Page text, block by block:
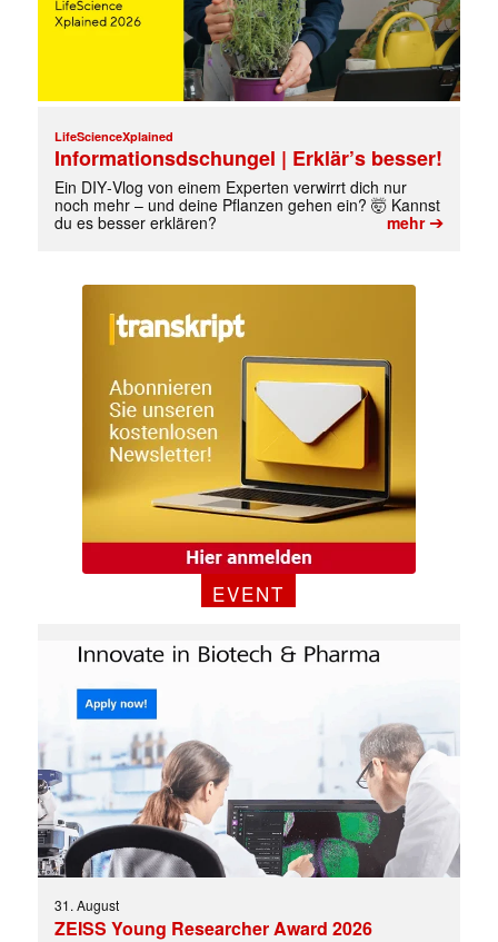
LifeScienceXplained
Informationsdschungel | Erklär’s besser!
Ein DIY‑Vlog von einem Experten verwirrt dich nur
noch mehr – und deine Pflanzen gehen ein? 🤯 Kannst
du es besser erklären?
mehr➔
EVENT
31. August
ZEISS Young Researcher Award 2026